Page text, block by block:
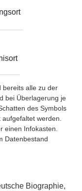
bereits alle zu der
bei Überlagerung je
des Symbols
werden.
einen Infokasten.
Datenbestand
Biographie,